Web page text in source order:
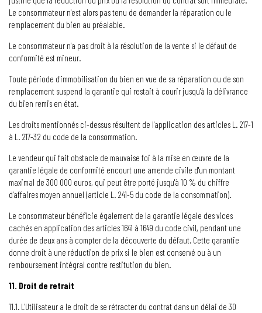
Le consommateur n'est alors pas tenu de demander la réparation ou le
remplacement du bien au préalable.
Le consommateur n'a pas droit à la résolution de la vente si le défaut de
conformité est mineur.
Toute période d'immobilisation du bien en vue de sa réparation ou de son
remplacement suspend la garantie qui restait à courir jusqu'à la délivrance
du bien remis en état.
Les droits mentionnés ci-dessus résultent de l'application des articles L. 217-1
à L. 217-32 du code de la consommation.
Le vendeur qui fait obstacle de mauvaise foi à la mise en œuvre de la
garantie légale de conformité encourt une amende civile d'un montant
maximal de 300 000 euros, qui peut être porté jusqu'à 10 % du chiffre
d'affaires moyen annuel (article L. 241-5 du code de la consommation).
Le consommateur bénéficie également de la garantie légale des vices
cachés en application des articles 1641 à 1649 du code civil, pendant une
durée de deux ans à compter de la découverte du défaut. Cette garantie
donne droit à une réduction de prix si le bien est conservé ou à un
remboursement intégral contre restitution du bien.
11. Droit de retrait
11.1. L'Utilisateur a le droit de se rétracter du contrat dans un délai de 30